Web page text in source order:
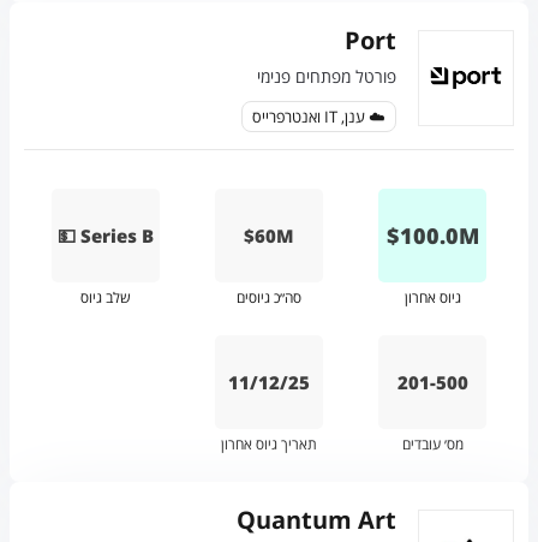
Port
פורטל מפתחים פנימי
☁️ ענן, IT ואנטרפרייס
M
100.0
$
גיוס אחרון
$60M
סה״כ גיוסים
💵 Series B
שלב גיוס
201-500
מס׳ עובדים
11/12/25
תאריך גיוס אחרון
Quantum Art